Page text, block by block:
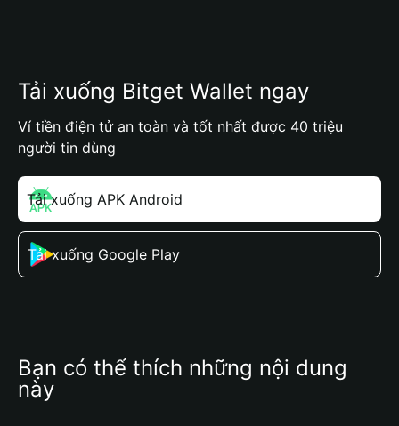
Tải xuống Bitget Wallet ngay
Ví tiền điện tử an toàn và tốt nhất được 40 triệu
người tin dùng
Tải xuống APK Android
Tải xuống Google Play
Bạn có thể thích những nội dung
này